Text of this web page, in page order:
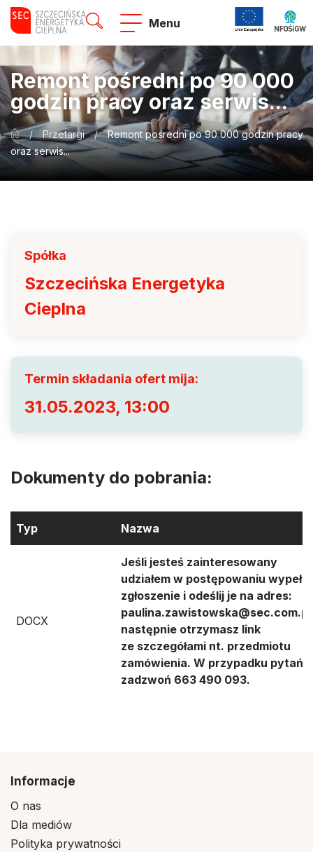
Menu
Remont pośredni po 90 000
godzin pracy oraz serwis...
/ Przetargi /
Remont pośredni po 90 000 godzin pracy
oraz serwis...
Spółka
Szczecińska Energetyka
Cieplna
Termin składania ofert mija:
31.05.2023, 13:00
Dokumenty do pobrania:
Typ Nazwa
DOCX
Jeśli jesteś zainteresowany
udziałem w postępowaniu
zgłoszenie i odeślij je na adres:
następnie otrzymasz link
ze szczegółami nt. przedmiotu
zamówienia. W przypadku pytań,
zadzwoń 663 490 093.
Informacje
O nas
Dla mediów
Polityka prywatności